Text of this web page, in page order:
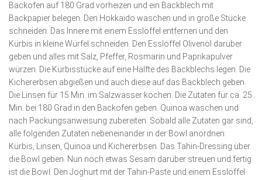
Backofen auf 180 Grad vorheizen und ein Backblech mit
Backpapier belegen. Den Hokkaido waschen und in große Stücke
schneiden. Das Innere mit einem Esslöffel entfernen und den
Kürbis in kleine Würfel schneiden. Den Esslöffel Olivenöl darüber
geben und alles mit Salz, Pfeffer, Rosmarin und Paprikapulver
würzen. Die Kürbisstücke auf eine Hälfte des Backblechs legen. Die
Kichererbsen abgießen und auch diese auf das Backblech geben.
Die Linsen für 15 Min. im Salzwasser kochen. Die Zutaten für ca. 25
Min. bei 180 Grad in den Back­ofen geben. Quinoa waschen und
nach Packungs­anweisung zubereiten. Sobald alle Zutaten gar sind,
alle folgenden Zutaten nebeneinander in der Bowl anordnen:
Kürbis, Linsen, Quinoa und Kichererbsen. Das Tahin-Dressing über
die Bowl geben. Nun noch etwas Sesam darüber streuen und fertig
ist die Bowl. Den Joghurt mit der Tahin-Paste und einem Esslöffel